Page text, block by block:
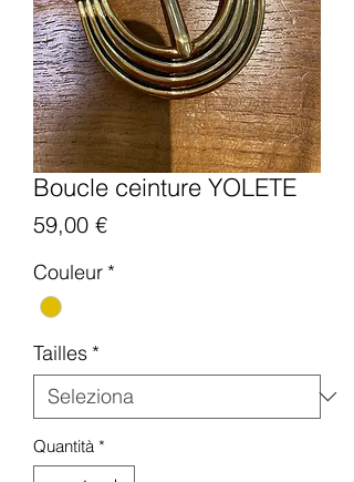
Boucle ceinture YOLETE
59,00 €Prezzo
Couleur *
Tailles *
Quantità *